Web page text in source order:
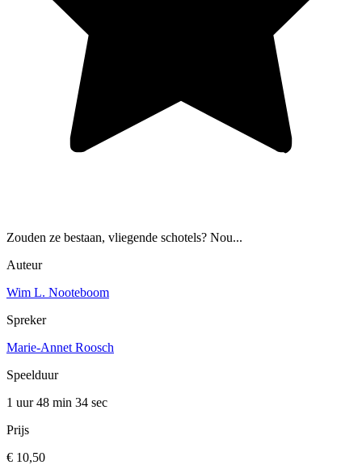
Zouden ze bestaan, vliegende schotels? Nou...
Auteur
Wim L. Nooteboom
Spreker
Marie-Annet Roosch
Speelduur
1 uur 48 min 34 sec
Prijs
€ 10,50